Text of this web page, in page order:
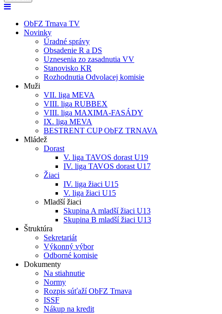
ObFZ Trnava TV
Novinky
Úradné správy
Obsadenie R a DS
Uznesenia zo zasadnutia VV
Stanovisko KR
Rozhodnutia Odvolacej komisie
Muži
VII. liga MEVA
VIII. liga RUBBEX
VIII. liga MAXIMA-FASÁDY
IX. liga MEVA
BESTRENT CUP ObFZ TRNAVA
Mládež
Dorast
V. liga TAVOS dorast U19
IV. liga TAVOS dorast U17
Žiaci
IV. liga žiaci U15
V. liga žiaci U15
Mladší žiaci
Skupina A mladší žiaci U13
Skupina B mladší žiaci U13
Štruktúra
Sekretariát
Výkonný výbor
Odborné komisie
Dokumenty
Na stiahnutie
Normy
Rozpis súťaží ObFZ Trnava
ISSF
Nákup na kredit